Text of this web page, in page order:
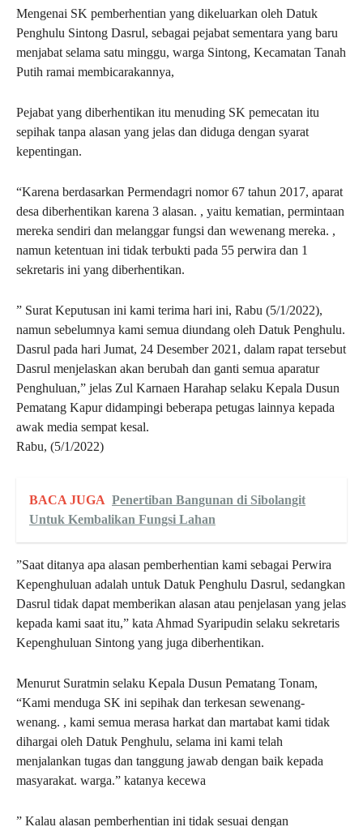
Mengenai SK pemberhentian yang dikeluarkan oleh Datuk
Penghulu Sintong Dasrul, sebagai pejabat sementara yang baru
menjabat selama satu minggu, warga Sintong, Kecamatan Tanah
Putih ramai membicarakannya,
Pejabat yang diberhentikan itu menuding SK pemecatan itu
sepihak tanpa alasan yang jelas dan diduga dengan syarat
kepentingan.
“Karena berdasarkan Permendagri nomor 67 tahun 2017, aparat
desa diberhentikan karena 3 alasan. , yaitu kematian, permintaan
mereka sendiri dan melanggar fungsi dan wewenang mereka. ,
namun ketentuan ini tidak terbukti pada 55 perwira dan 1
sekretaris ini yang diberhentikan.
” Surat Keputusan ini kami terima hari ini, Rabu (5/1/2022),
namun sebelumnya kami semua diundang oleh Datuk Penghulu.
Dasrul pada hari Jumat, 24 Desember 2021, dalam rapat tersebut
Dasrul menjelaskan akan berubah dan ganti semua aparatur
Penghuluan,” jelas Zul Karnaen Harahap selaku Kepala Dusun
Pematang Kapur didampingi beberapa petugas lainnya kepada
awak media sempat kesal.
Rabu, (5/1/2022)
BACA JUGA Penertiban Bangunan di Sibolangit
Untuk Kembalikan Fungsi Lahan
”Saat ditanya apa alasan pemberhentian kami sebagai Perwira
Kepenghuluan adalah untuk Datuk Penghulu Dasrul, sedangkan
Dasrul tidak dapat memberikan alasan atau penjelasan yang jelas
kepada kami saat itu,” kata Ahmad Syaripudin selaku sekretaris
Kepenghuluan Sintong yang juga diberhentikan.
Menurut Suratmin selaku Kepala Dusun Pematang Tonam,
“Kami menduga SK ini sepihak dan terkesan sewenang-
wenang. , kami semua merasa harkat dan martabat kami tidak
dihargai oleh Datuk Penghulu, selama ini kami telah
menjalankan tugas dan tanggung jawab dengan baik kepada
masyarakat. warga.” katanya kecewa
” Kalau alasan pemberhentian ini tidak sesuai dengan